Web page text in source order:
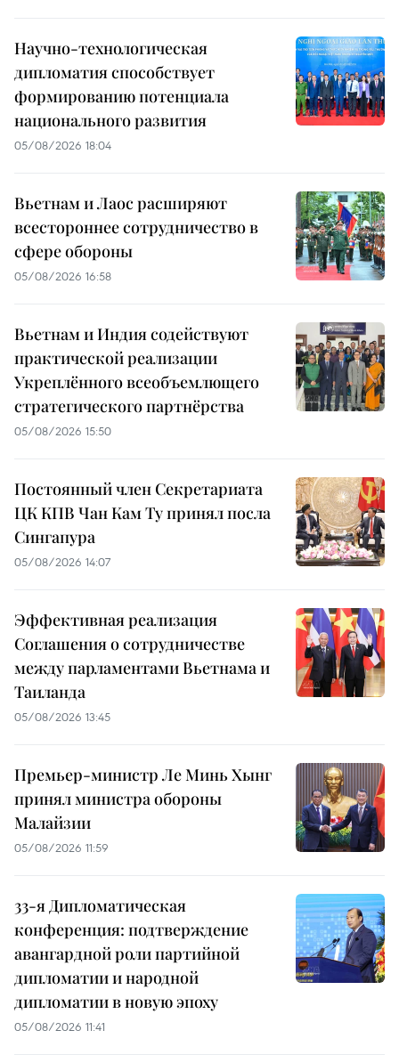
Научно-технологическая
дипломатия способствует
формированию потенциала
национального развития
05/08/2026 18:04
Вьетнам и Лаос расширяют
всестороннее сотрудничество в
сфере обороны
05/08/2026 16:58
Вьетнам и Индия содействуют
практической реализации
Укреплённого всеобъемлющего
стратегического партнёрства
05/08/2026 15:50
Постоянный член Секретариата
ЦК КПВ Чан Кам Ту принял посла
Сингапура
05/08/2026 14:07
Эффективная реализация
Соглашения о сотрудничестве
между парламентами Вьетнама и
Таиланда
05/08/2026 13:45
Премьер-министр Ле Минь Хынг
принял министра обороны
Малайзии
05/08/2026 11:59
33-я Дипломатическая
конференция: подтверждение
авангардной роли партийной
дипломатии и народной
дипломатии в новую эпоху
05/08/2026 11:41